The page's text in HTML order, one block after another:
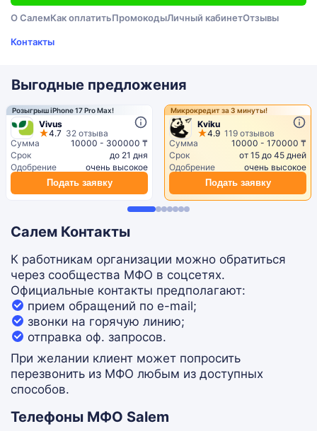
О СалемКак оплатитьПромокодыЛичный кабинетОтзывы
Контакты
Выгодные предложения
Розыгрыш iPhone 17 Pro Max!
Vivus
4.7 32 отзыва
Сумма
10000 - 300000 ₸
Срок
до 21 дня
Одобрение
очень высокое
Подать заявку
Микрокредит за 3 минуты!
Kviku
4.9 119 отзывов
Сумма
10000 - 170000 ₸
Срок
от 15 до 45 дней
Одобрение
очень высокое
Подать заявку
Салем Контакты
К работникам организации можно обратиться
через сообщества МФО в соцсетях.
Официальные контакты предполагают:
прием обращений по e-mail;
звонки на горячую линию;
отправка оф. запросов.
При желании клиент может попросить
перезвонить из МФО любым из доступных
способов.
Телефоны МФО Salem